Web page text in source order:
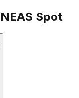
NEAS Spot